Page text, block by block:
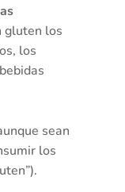
gluten los
los
sean
los